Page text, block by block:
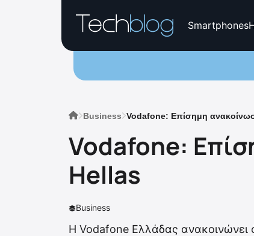
Smartphones
Business Vodafone: Επίσημη
Vodafone:
Hellas
Business
H Vodafone Ελλάδας